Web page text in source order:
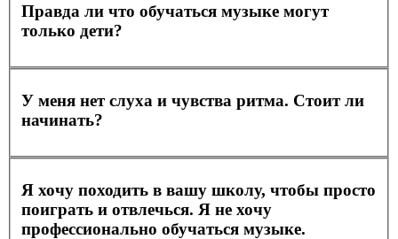
Правда ли что обучаться музыке могут
только дети?
У меня нет слуха и чувства ритма. Стоит ли
начинать?
Я хочу походить в вашу школу, чтобы просто
поиграть и отвлечься. Я не хочу
профессионально обучаться музыке.